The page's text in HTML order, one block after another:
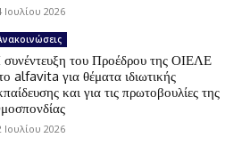
Ιουλίου 2026
του Προέδρου της ΟΙΕΛΕ
alfavita για θέματα ιδιωτικής
και για τις πρωτοβουλίες της
Ιουλίου 2026